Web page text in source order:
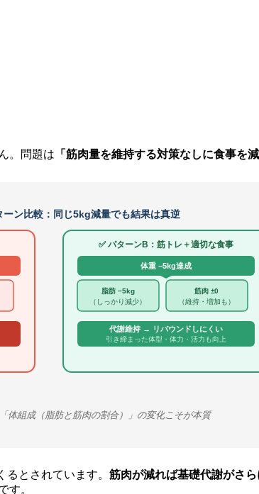
。問題は 「筋肉量を維持する対策なしに食事を減
ーン比較：同じ5kg減量でも結果は真逆
✅ パターンB：筋トレ＋適切な食事
体重 −5kg達成
脂肪 −5kg
（しっかり減少）
筋肉 ±0
（維持・増加も）
代謝維持 → リバウンドしにくい
引き締まった体型・体力・活力も向上
体組成（脂肪と筋肉の割合）」の変化こそが本質
とされています。 筋肉が減れば基礎代謝がさ
す。